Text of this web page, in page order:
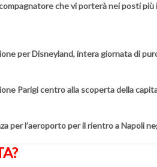
che vi porterà nei posti
per Disneyland, intera giornata di
Parigi centro alla scoperta della
per l’aeroporto per il rientro a Napoli